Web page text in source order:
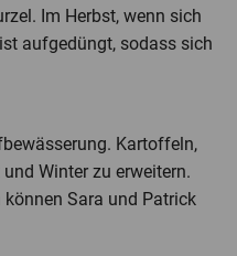
Im Herbst, wenn sich
aufgedüngt, sodass sich
Kartoffeln,
Winter zu erweitern.
Sara und Patrick